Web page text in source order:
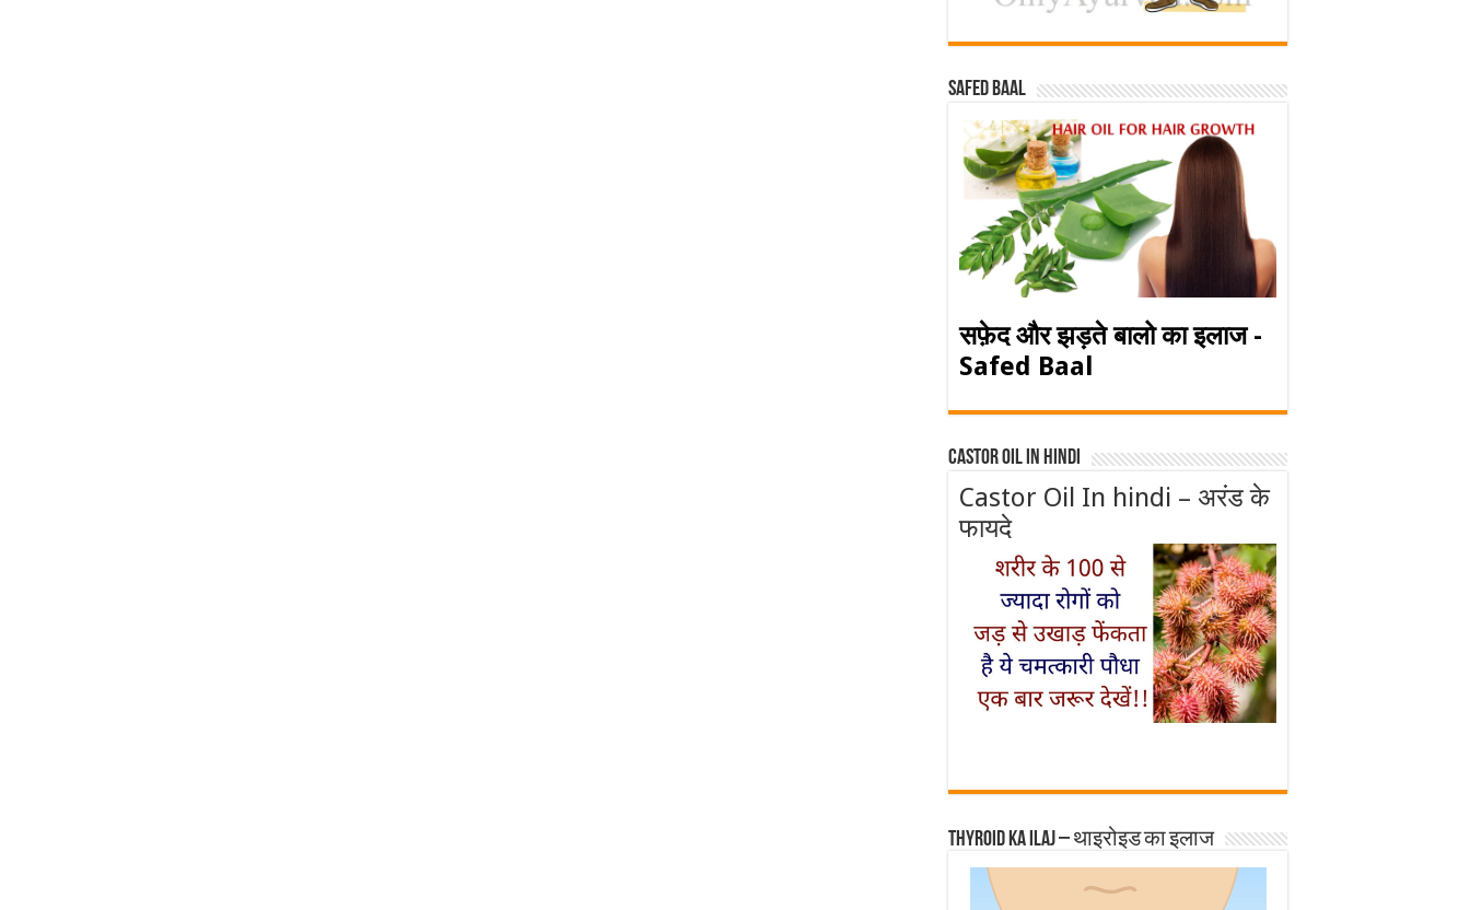
Safed baal
सफ़ेद और झड़ते बालो का इलाज -
Safed Baal
Castor Oil In Hindi
Castor Oil In hindi – अरंड के
फायदे
Thyroid ka ilaj – थाइरोइड का इलाज